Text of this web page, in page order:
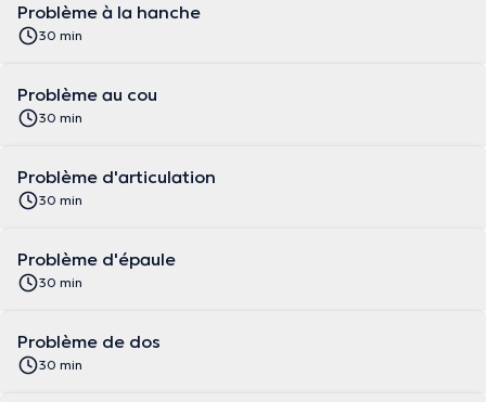
Problème à la hanche
30 min
Problème au cou
30 min
Problème d'articulation
30 min
Problème d'épaule
30 min
Problème de dos
30 min